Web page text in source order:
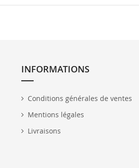
INFORMATIONS
Conditions générales de ventes
Mentions légales
Livraisons